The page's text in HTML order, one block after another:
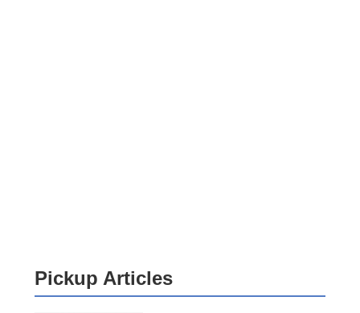
Pickup Articles